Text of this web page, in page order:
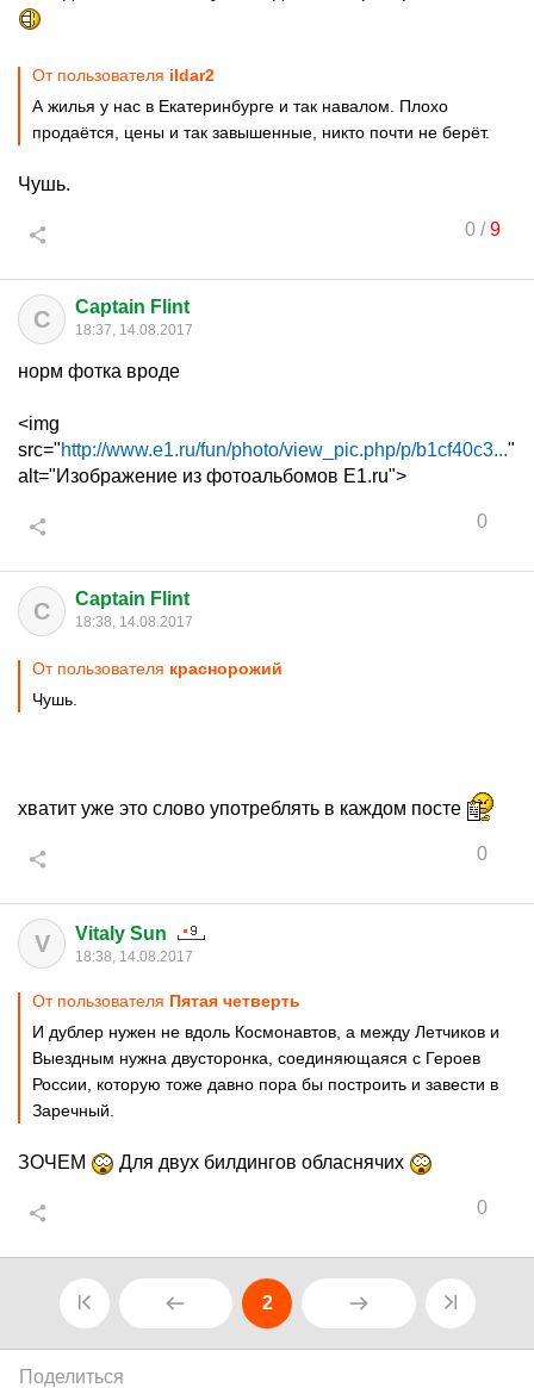
От пользователя ildar2
А жилья у нас в Екатеринбурге и так навалом. Плохо
продаётся, цены и так завышенные, никто почти не берёт.
Чушь.
0/9
C Captain Flint
18:37, 14.08.2017
норм фотка вроде
<img
src="http://www.e1.ru/fun/photo/view_pic.php/p/b1cf40c3..."
alt="Изображение из фотоальбомов E1.ru">
0
C Captain Flint
18:38, 14.08.2017
От пользователя краснорожий
Чушь.
хватит уже это слово употреблять в каждом посте
0
V Vitaly Sun
18:38, 14.08.2017
От пользователя Пятая четверть
И дублер нужен не вдоль Космонавтов, а между Летчиков и
Выездным нужна двусторонка, соединяющаяся с Героев
России, которую тоже давно пора бы построить и завести в
Заречный.
ЗОЧЕМ Для двух билдингов обласнячих
0
2
Поделиться